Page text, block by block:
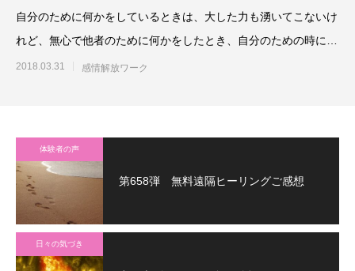
自分のために何かをしているときは、大した力も湧いてこないけ
れど、無心で他者のために何かをしたとき、自分のための時には
まるで出てこなかった力が
2018.03.31 感情解放ワーク
体験者の声
第658弾 無料遠隔ヒーリングご感想
日々の気づき